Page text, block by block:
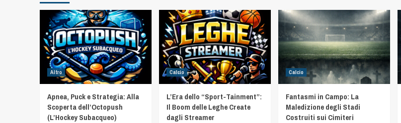
Altro
Apnea, Puck e Strategia: Alla
Scoperta dell’Octopush
(L’Hockey Subacqueo)
Calcio
L’Era dello “Sport-Tainment”:
Il Boom delle Leghe Create
dagli Streamer
Calcio
Fantasmi in Campo: La
Maledizione degli Stadi
Costruiti sui Cimiteri